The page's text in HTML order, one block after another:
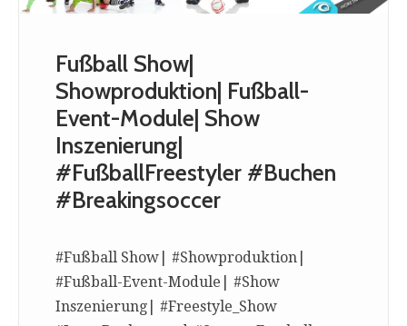
Fußball Show|
Showproduktion| Fußball-
Event-Module| Show
Inszenierung|
#FußballFreestyler #Buchen
#Breakingsoccer
#Fußball Show| #Showproduktion|
#Fußball-Event-Module| #Show
Inszenierung| #Freestyle_Show